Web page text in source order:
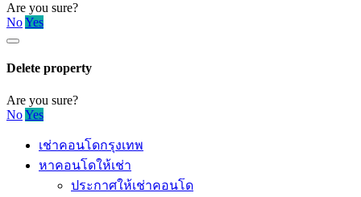
Are you sure?
NoYes
Delete property
Are you sure?
NoYes
เช่าคอนโดกรุงเทพ
หาคอนโดให้เช่า
ประกาศให้เช่าคอนโด